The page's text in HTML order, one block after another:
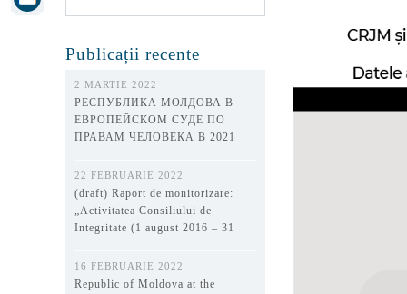
Publicații recente
2 MARTIE 2022
РЕСПУБЛИКА МОЛДОВА В
ЕВРОПЕЙСКОМ СУДЕ ПО
ПРАВАМ ЧЕЛОВЕКА В 2021
22 FEBRUARIE 2022
(draft) Raport de monitorizare:
„Activitatea Consiliului de
Integritate (1 august 2016 – 31
16 FEBRUARIE 2022
Republic of Moldova at the